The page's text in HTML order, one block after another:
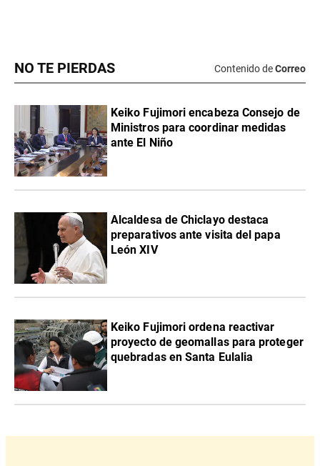
NO TE PIERDAS Contenido deCorreo
Keiko Fujimori encabeza Consejo de
Ministros para coordinar medidas
ante El Niño
Alcaldesa de Chiclayo destaca
preparativos ante visita del papa
León XIV
Keiko Fujimori ordena reactivar
proyecto de geomallas para proteger
quebradas en Santa Eulalia